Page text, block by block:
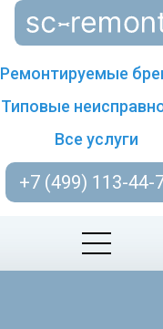
Ремонтируемые
Типовые
Все услуги
+7 (499) 113-44-